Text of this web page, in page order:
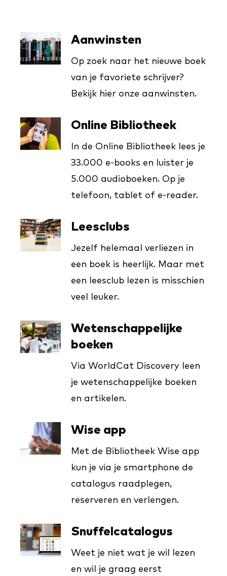
Aanwinsten
Op zoek naar het nieuwe boek
van je favoriete schrijver?
Bekijk hier onze aanwinsten.
Online Bibliotheek
In de Online Bibliotheek lees je
33.000 e-books en luister je
5.000 audioboeken. Op je
telefoon, tablet of e-reader.
Leesclubs
Jezelf helemaal verliezen in
een boek is heerlijk. Maar met
een leesclub lezen is misschien
veel leuker.
Wetenschappelijke
boeken
Via WorldCat Discovery leen
je wetenschappelijke boeken
en artikelen.
Wise app
Met de Bibliotheek Wise app
kun je via je smartphone de
catalogus raadplegen,
reserveren en verlengen.
Snuffelcatalogus
Weet je niet wat je wil lezen
en wil je graag eerst